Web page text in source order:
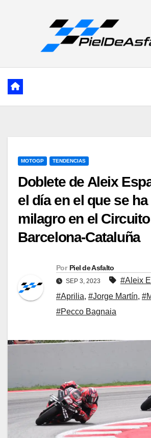
MOTOGP TENDENCIAS
Doblete de Aleix
el día en el que se
milagro en el
Barcelona-Cataluña
Por Piel de Asfalto
SEP 3, 2023 #Aleix
#Aprilia, #Jorge Martín,
#Pecco Bagnaia